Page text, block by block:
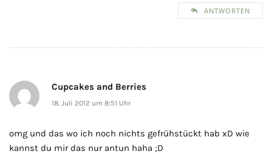
ANTWORTEN
Cupcakes and Berries
18. Juli 2012 um 8:51 Uhr
omg und das wo ich noch nichts gefrühstückt hab xD wie
kannst du mir das nur antun haha ;D